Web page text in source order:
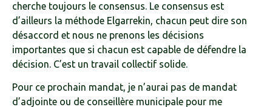
cherche toujours le consensus. Le consensus est
d’ailleurs la méthode Elgarrekin, chacun peut dire son
désaccord et nous ne prenons les décisions
importantes que si chacun est capable de défendre la
décision. C’est un travail collectif solide.
Pour ce prochain mandat, je n’aurai pas de mandat
d’adjointe ou de conseillère municipale pour me